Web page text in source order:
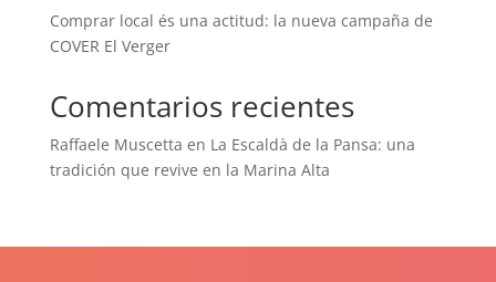
Comprar local és una actitud: la nueva campaña de
COVER El Verger
Comentarios recientes
Raffaele Muscetta en La Escaldà de la Pansa: una
tradición que revive en la Marina Alta